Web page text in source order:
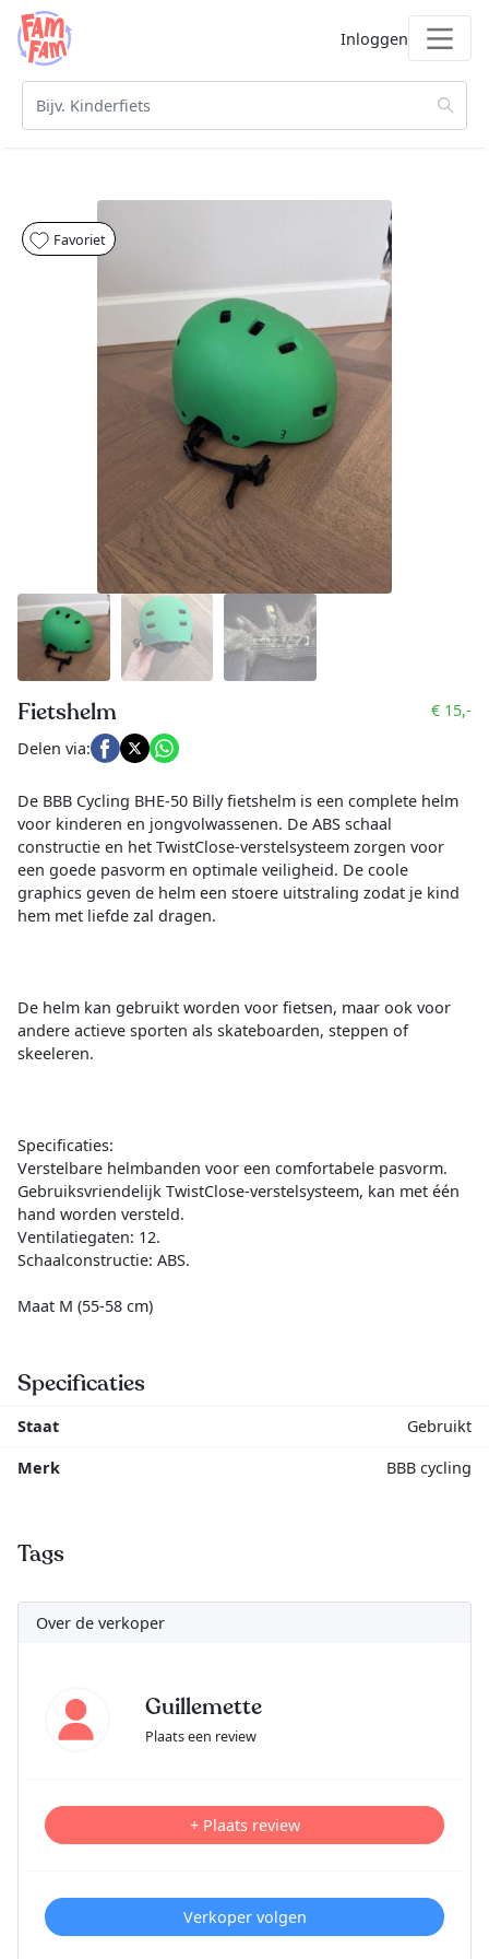
Inloggen
Favoriet
Fietshelm
€ 15,-
Delen via:
De BBB Cycling BHE-50 Billy fietshelm is een complete helm
voor kinderen en jongvolwassenen. De ABS schaal
constructie en het TwistClose-verstelsysteem zorgen voor
een goede pasvorm en optimale veiligheid. De coole
graphics geven de helm een stoere uitstraling zodat je kind
hem met liefde zal dragen.
De helm kan gebruikt worden voor fietsen, maar ook voor
andere actieve sporten als skateboarden, steppen of
skeeleren.
Specificaties:
Verstelbare helmbanden voor een comfortabele pasvorm.
Gebruiksvriendelijk TwistClose-verstelsysteem, kan met één
hand worden versteld.
Ventilatiegaten: 12.
Schaalconstructie: ABS.
Maat M (55-58 cm)
Specificaties
Staat
Gebruikt
Merk
BBB cycling
Tags
Over de verkoper
Guillemette
Plaats een review
+ Plaats review
Verkoper volgen